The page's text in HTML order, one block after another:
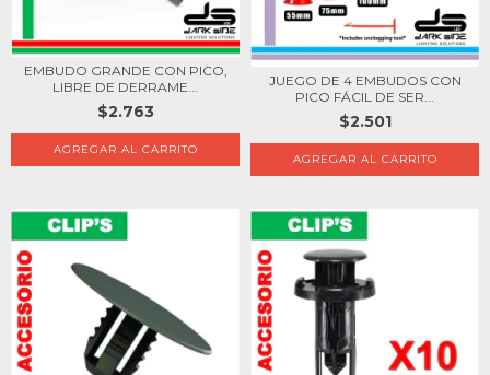
EMBUDO GRANDE CON PICO,
LIBRE DE DERRAME...
$2.763
JUEGO DE 4 EMBUDOS CON
PICO FÁCIL DE SER...
$2.501